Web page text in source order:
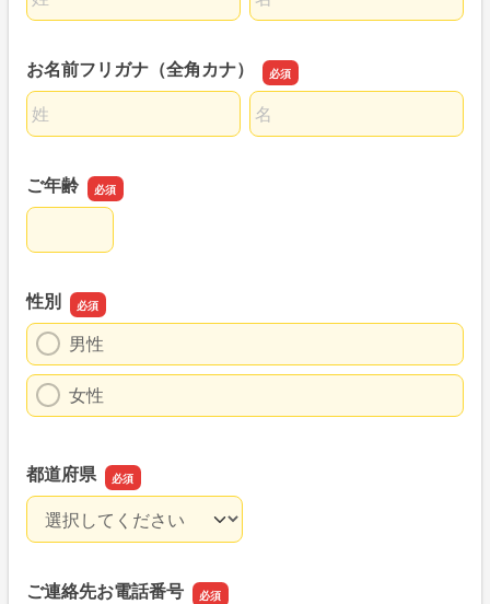
お名前フリガナ（全角カナ）
名前の姓
名前の名
ご年齢
ご年齢
性別
男性
女性
都道府県
都道府県
ご連絡先お電話番号